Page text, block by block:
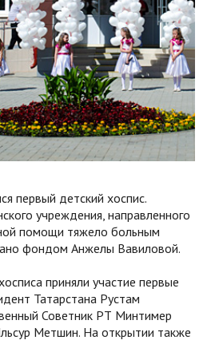
первый детский хоспис.
учреждения, направленного
помощи тяжело больным
фондом Анжелы Вавиловой.
приняли участие первые
Татарстана Рустам
Советник РТ Минтимер
Метшин. На открытии также